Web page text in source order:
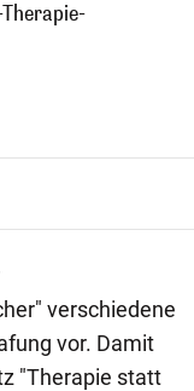
verschiedene
vor. Damit
"Therapie statt